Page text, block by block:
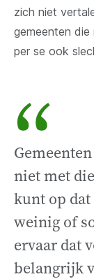
zich niet
gemeenten
per se ook
“
niet met
kunt op
weinig of
ervaar dat
belangrijk